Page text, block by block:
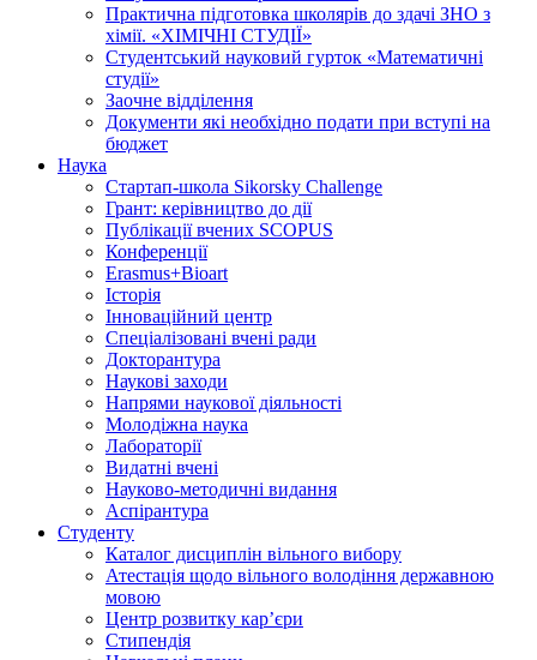
Практична підготовка школярів до здачі ЗНО з
хімії. «ХІМІЧНІ СТУДІЇ»
Студентський науковий гурток «Математичні
студії»
Заочне відділення
Документи які необхідно подати при вступі на
бюджет
Наука
Стартап-школа Sikorsky Challenge
Грант: керівництво до дії
Публікації вчених SCOPUS
Конференції
Erasmus+Bioart
Історія
Інноваційний центр
Спеціалізовані вчені ради
Докторантура
Наукові заходи
Напрями наукової діяльності
Молодіжна наука
Лабораторії
Видатні вчені
Науково-методичні видання
Аспірантура
Студенту
Каталог дисциплін вільного вибору
Атестація щодо вільного володіння державною
мовою
Центр розвитку кар’єри
Стипендія